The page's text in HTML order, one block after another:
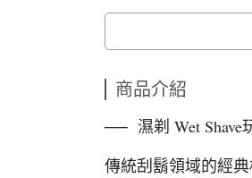
商品介紹
── 濕剃 Wet Shave
傳統刮鬍領域的經